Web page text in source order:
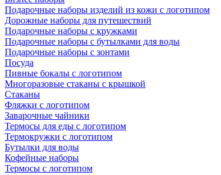
Подарочные наборы изделий из кожи с логотипом
Дорожные наборы для путешествий
Подарочные наборы с кружками
Подарочные наборы с бутылками для воды
Подарочные наборы с зонтами
Посуда
Пивные бокалы с логотипом
Многоразовые стаканы с крышкой
Стаканы
Фляжки с логотипом
Заварочные чайники
Термосы для еды с логотипом
Термокружки с логотипом
Бутылки для воды
Кофейные наборы
Термосы с логотипом